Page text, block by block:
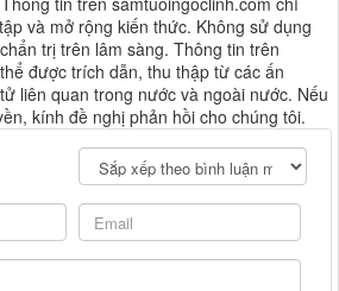
và mở rộng kiến thức. Không sử dụng
trị trên lâm sàng. Thông tin trên
được trích dẫn, thu thập từ các ấn
liên quan trong nước và ngoài nước. Nếu
kính đề nghị phản hồi cho chúng tôi.